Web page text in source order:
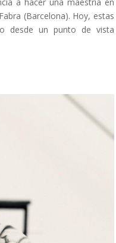
(Barcelona). Hoy, estas
desde un punto de vista